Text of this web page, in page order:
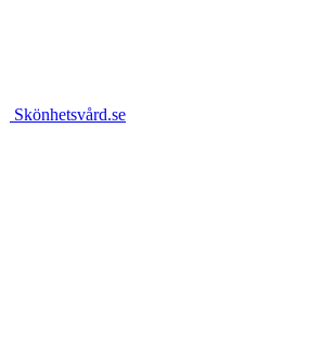
Skönhetsvård.se